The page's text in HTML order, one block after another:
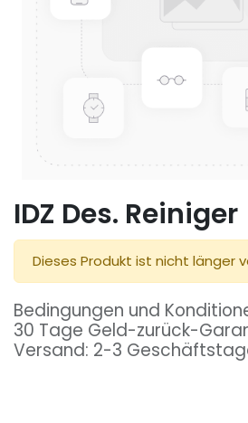
IDZ Des. Reiniger
Dieses Produkt ist nicht länger
Bedingungen und
30 Tage Geld-zurück-
Versand: 2-3